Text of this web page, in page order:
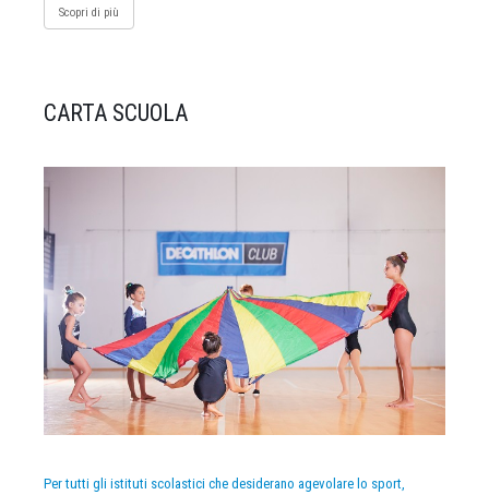
Scopri di più
CARTA SCUOLA
Per tutti gli istituti scolastici che desiderano agevolare lo sport,